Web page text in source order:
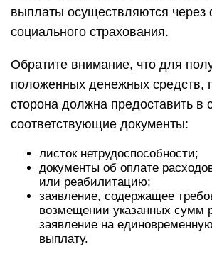
выплаты осуществляются через
социального страхования.
Обратите внимание, что для
положенных денежных средств,
сторона должна предоставить в
соответствующие документы:
листок нетрудоспособности;
документы об оплате
или реабилитацию;
заявление, содержащее
возмещении указанных сумм
заявление на
выплату.